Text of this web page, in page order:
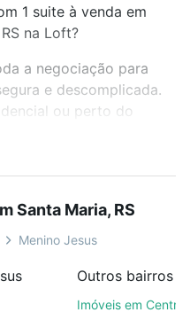
1 suite à venda em
na Loft?
a negociação para
e descomplicada.
ou perto do
suite à venda em
para conquistar seu
compromisso e você
mil corretores e
Santa Maria, RS
Menino Jesus
Outros bairros
Imóveis em Centro